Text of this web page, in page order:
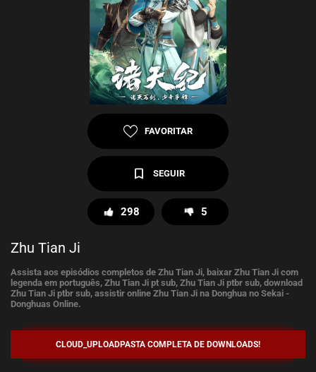
FAVORITAR
SEGUIR
298 5
Zhu Tian Ji
Assista aos episódios completos de Zhu Tian Ji, baixar Zhu Tian Ji com
legenda em português, Zhu Tian Ji pt sub, Zhu Tian Ji ptbr sub, download
Zhu Tian Ji ptbr sub, assistir online Zhu Tian Ji na Donghua no Sekai -
Donghuas Online.
CLOUD_UPLOADPASTA COMPLETA DE DOWNLOADS!